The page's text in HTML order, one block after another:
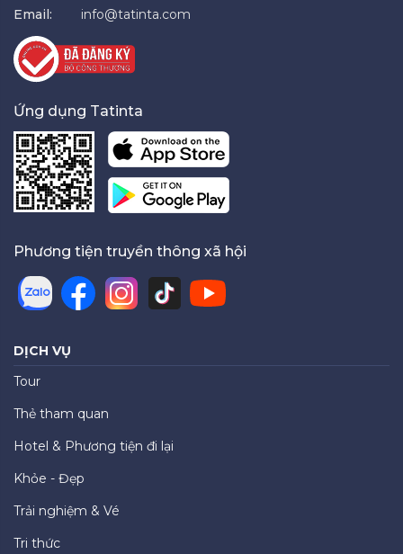
Email:
info@tatinta.com
Ứng dụng Tatinta
Phương tiện truyền thông xã hội
DỊCH VỤ
Tour
Thẻ tham quan
Hotel & Phương tiện đi lại
Khỏe - Đẹp
Trải nghiệm & Vé
Tri thức